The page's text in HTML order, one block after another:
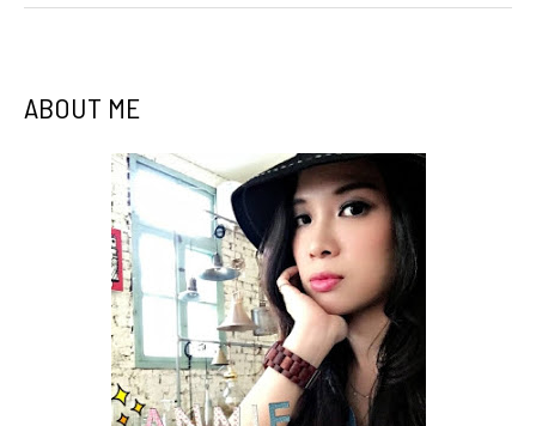
ABOUT ME